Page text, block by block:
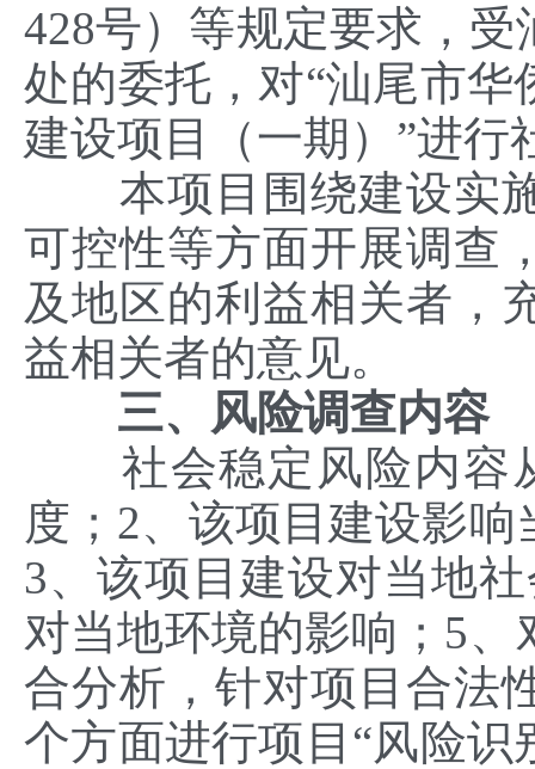
428号）等规定要求，
处的委托，对“汕尾市
建设项目（一期）”进行
本项目围绕建设实施
可控性等方面开展调查
及地区的利益相关者，
益相关者的意见。
三、风险调查内容
社会稳定风险内容
度；2、该项目建设影
3、该项目建设对当地
对当地环境的影响；5
合分析，针对项目合法
个方面进行项目“风险